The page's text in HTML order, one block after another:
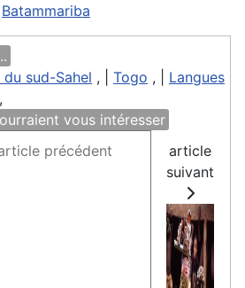
Batammariba
sud-Sahel , | Togo , | Langues
,
vous intéresser
précédent
article
suivant